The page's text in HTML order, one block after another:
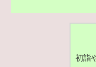
初詣